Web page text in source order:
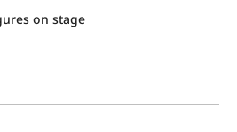
on stage